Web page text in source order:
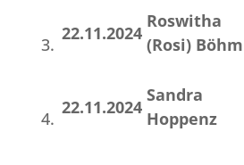
3.
22.11.2024
Roswitha
(Rosi) Böhm
4.
22.11.2024
Sandra
Hoppenz